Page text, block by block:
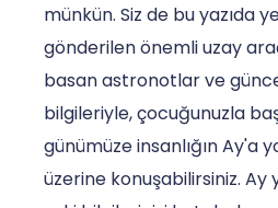
münkün. Siz de bu yazıda
gönderilen önemli uzay
basan astronotlar ve
bilgileriyle, çocuğunuzla
günümüze insanlığın Ay'a
üzerine konuşabilirsiniz. Ay